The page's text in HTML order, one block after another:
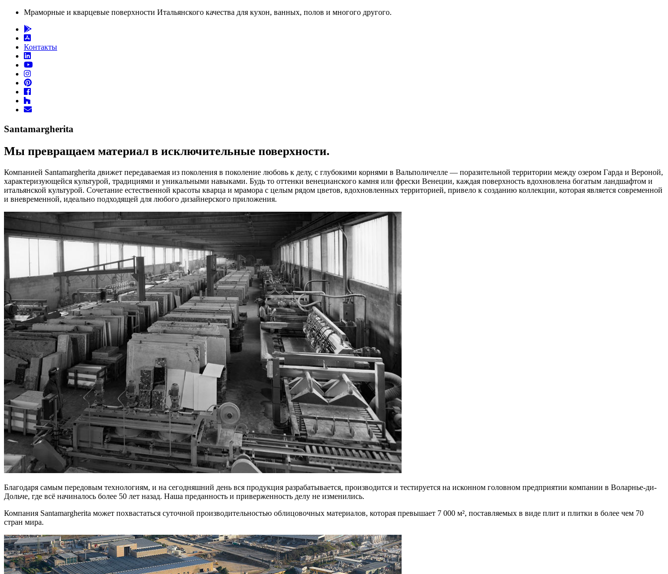
Мраморные и кварцевые поверхности Итальянского качества для кухон, ванных, полов и многого другого.
Контакты
Santamargherita
Мы превращаем материал в исключительные поверхности.
Компанией Santamargherita движет передаваемая из поколения в поколение любовь к делу, с глубокими корнями в Вальполичелле — поразительной территории между озером Гарда и Вероной,
характеризующейся культурой, традициями и уникальными навыками. Будь то оттенки венецианского камня или фрески Венеции, каждая поверхность вдохновлена богатым ландшафтом и
итальянской культурой. Сочетание естественной красоты кварца и мрамора с целым рядом цветов, вдохновленных территорией, привело к созданию коллекции, которая является современной
и вневременной, идеально подходящей для любого дизайнерского приложения.
Благодаря самым передовым технологиям, и на сегодняшний день вся продукция разрабатывается, производится и тестируется на исконном головном предприятии компании в Воларнье-ди-
Дольче, где всё начиналось более 50 лет назад. Наша преданность и приверженность делу не изменились.
Компания Santamargherita может похвастаться суточной производительностью облицовочных материалов, которая превышает 7 000 м², поставляемых в виде плит и плитки в более чем 70
стран мира.